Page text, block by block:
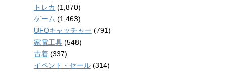
トレカ (1,870)
ゲーム (1,463)
UFOキャッチャー (791)
家電工具 (548)
古着 (337)
イベント・セール (314)